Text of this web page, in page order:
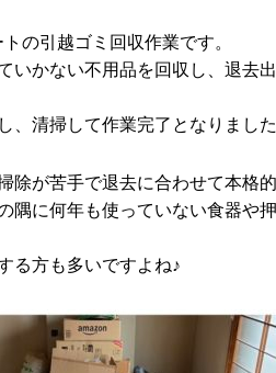
の引越ゴミ回収作業です。
いかない不用品を回収し、退去
、清掃して作業完了となりました
除が苦手で退去に合わせて本格
隅に何年も使っていない食器や
る方も多いですよね♪